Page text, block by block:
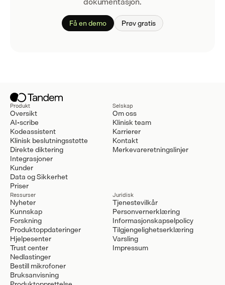
Få en demo Prøv gratis
Produkt
Oversikt
AI-scribe
Kodeassistent
Klinisk beslutningsstøtte
Direkte diktering
Integrasjoner
Kunder
Data og Sikkerhet
Priser
Selskap
Om oss
Klinisk team
Karrierer
Kontakt
Merkevareretningslinjer
Ressurser
Nyheter
Kunnskap
Forskning
Produktoppdateringer
Hjelpesenter
Trust center
Nedlastinger
Bestill mikrofoner
Bruksanvisning
Juridisk
Tjenestevilkår
Personvernerklæring
Informasjonskapselpolicy
Tilgjengelighetserklæring
Varsling
Impressum